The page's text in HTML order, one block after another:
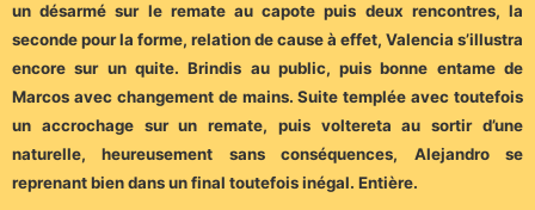
un désarmé sur le remate au capote puis deux rencontres, la
seconde pour la forme, relation de cause à effet, Valencia s’illustra
encore sur un quite. Brindis au public, puis bonne entame de
Marcos avec changement de mains. Suite templée avec toutefois
un accrochage sur un remate, puis voltereta au sortir d’une
naturelle, heureusement sans conséquences, Alejandro se
reprenant bien dans un final toutefois inégal. Entière.